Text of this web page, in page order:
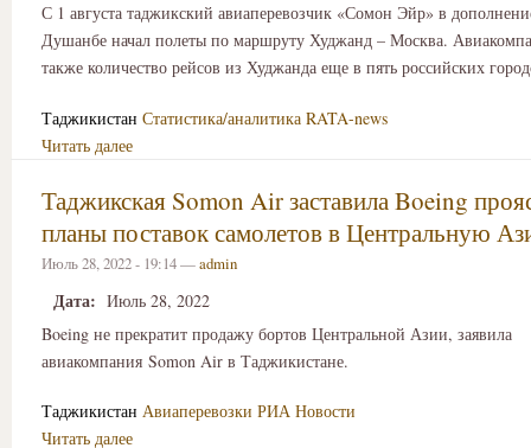
С 1 августа таджикский авиаперевозчик «Сомон Эйр» в
Душанбе начал полеты по маршруту Худжанд – Москва.
также количество рейсов из Худжанда еще в пять российских
Таджикистан Статистика/аналитика RATA-news
Читать далее
Таджикская Somon Air заставила Boeing
планы поставок самолетов в Центральную
Июль 28, 2022 - 19:14 —admin
Дата: Июль 28, 2022
Boeing не прекратит продажу бортов Центральной Азии, заявила
авиакомпания Somon Air в Таджикистане.
Таджикистан Авиаперевозки РИА Новости
Читать далее